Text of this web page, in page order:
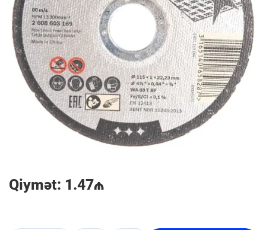
Qiymət: 1.47₼